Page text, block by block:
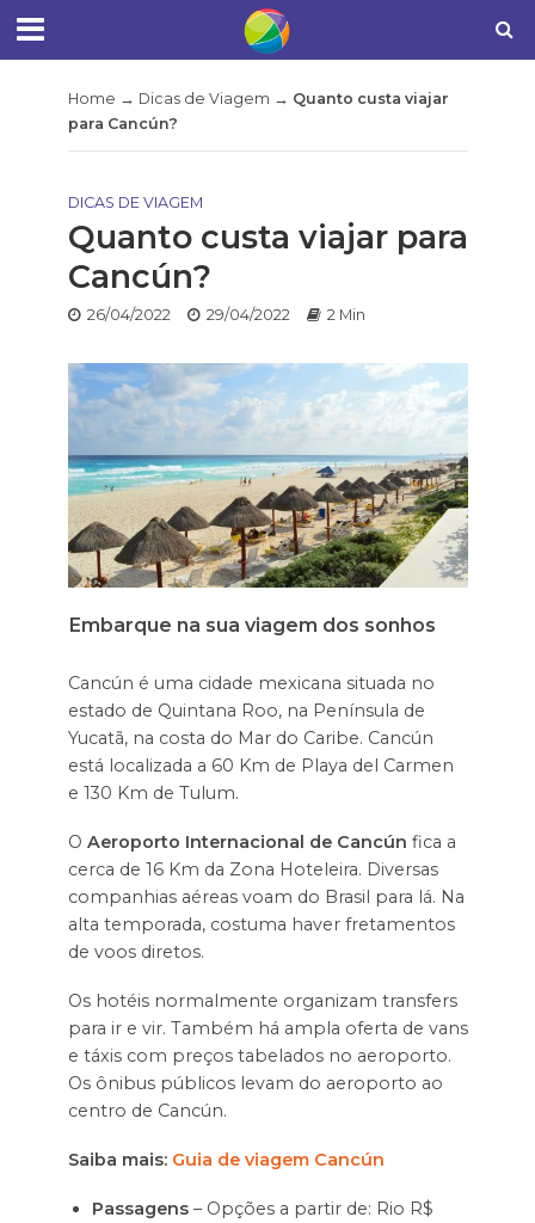
Home → Dicas de Viagem → Quanto custa viajar
para Cancún?
DICAS DE VIAGEM
Quanto custa viajar para
Cancún?
26/04/2022 29/04/2022 2 Min
Embarque na sua viagem dos sonhos
Cancún é uma cidade mexicana situada no
estado de Quintana Roo, na Península de
Yucatã, na costa do Mar do Caribe. Cancún
está localizada a 60 Km de Playa del Carmen
e 130 Km de Tulum.
O Aeroporto Internacional de Cancún fica a
cerca de 16 Km da Zona Hoteleira. Diversas
companhias aéreas voam do Brasil para lá. Na
alta temporada, costuma haver fretamentos
de voos diretos.
Os hotéis normalmente organizam transfers
para ir e vir. Também há ampla oferta de vans
e táxis com preços tabelados no aeroporto.
Os ônibus públicos levam do aeroporto ao
centro de Cancún.
Saiba mais: Guia de viagem Cancún
Passagens– Opções a partir de: Rio R$